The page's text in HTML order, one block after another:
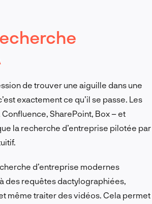
de trouver une aiguille dans une
exactement ce qu’il se passe. Les
SharePoint, Box – et
la recherche d’entreprise pilotée par
d’entreprise modernes
des requêtes dactylographiées,
même traiter des vidéos. Cela permet